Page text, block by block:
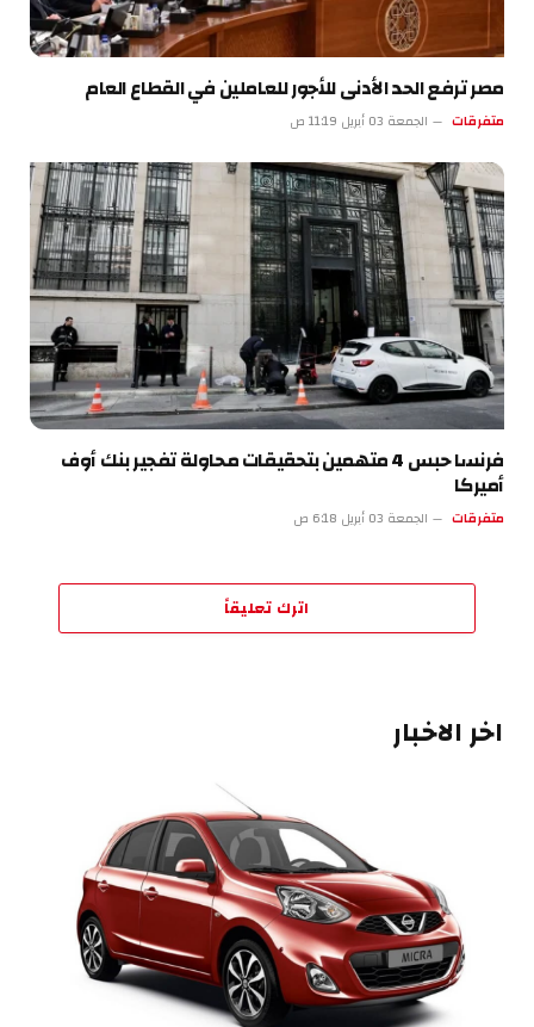
مصر ترفع الحد الأدنى للأجور للعاملين في القطاع العام
متفرقات الجمعة 03 أبريل 11:19 ص
فرنسا حبس 4 متهمين بتحقيقات محاولة تفجير بنك أوف
أميركا
متفرقات الجمعة 03 أبريل 6:18 ص
اترك تعليقاً
اخر الاخبار